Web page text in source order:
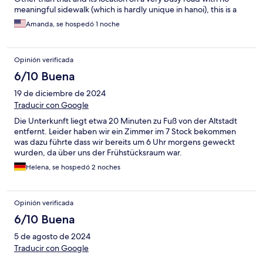
meaningful sidewalk (which is hardly unique in hanoi), this is a
great place: clean, nicely decorated, huge bed (in our room,
anyway :)
Amanda, se hospedó 1 noche
Opinión verificada
6/10 Buena
19 de diciembre de 2024
Traducir con Google
Die Unterkunft liegt etwa 20 Minuten zu Fuß von der Altstadt
entfernt. Leider haben wir ein Zimmer im 7 Stock bekommen
was dazu führte dass wir bereits um 6 Uhr morgens geweckt
wurden, da über uns der Frühstücksraum war.
Helena, se hospedó 2 noches
Opinión verificada
6/10 Buena
5 de agosto de 2024
Traducir con Google